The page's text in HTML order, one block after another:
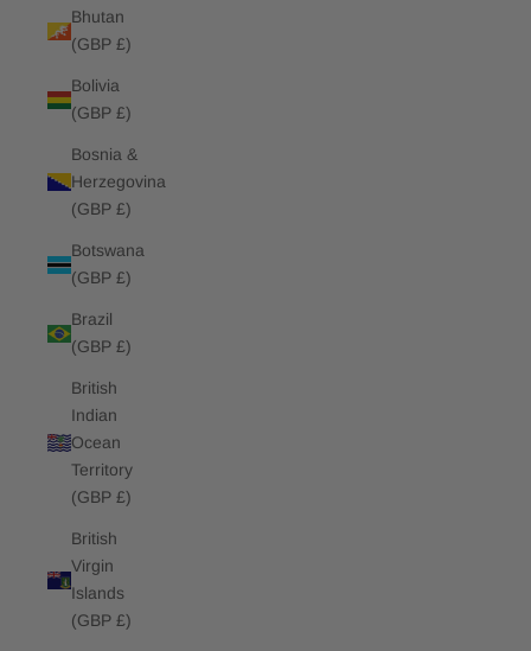
Bhutan
(GBP £)
Bolivia
(GBP £)
Bosnia &
Herzegovina
(GBP £)
Botswana
(GBP £)
Brazil
(GBP £)
British
Indian
Ocean
Territory
(GBP £)
British
Virgin
Islands
(GBP £)